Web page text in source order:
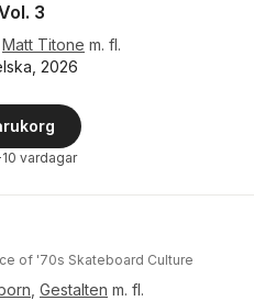
3
Matt Titone m. fl.
2026
vardagar
of '70s Skateboard Culture
Gestalten m. fl.